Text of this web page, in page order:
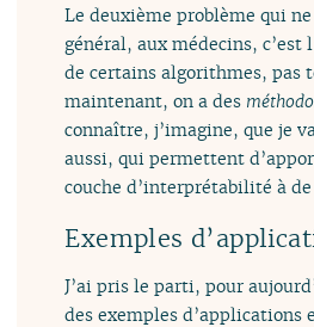
Le deuxième problème qui
général, aux médecins, c’est
de certains algorithmes, pas
maintenant, on a des
connaître, j’imagine, que je
aussi, qui permettent
couche d’interprétabilité à de
Exemples
J’ai pris le parti, pour
des exemples d’applications